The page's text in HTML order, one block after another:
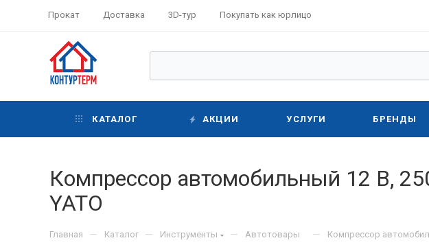
Прокат Доставка 3D-тур Покупать как юрлицо
КАТАЛОГ АКЦИИ УСЛУГИ БРЕНДЫ
Компрессор автомобильный 12 В,
YATO
Главная — Каталог — Инструменты — Автотовары — Компрессор